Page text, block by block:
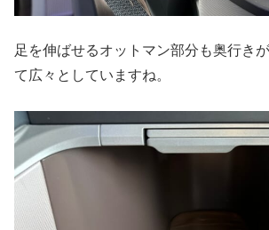
足を伸ばせるオットマン部分も奥行き
て広々としていますね。